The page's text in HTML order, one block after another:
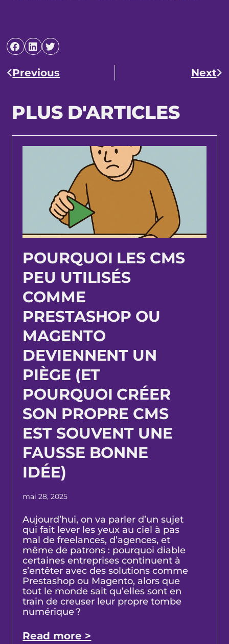
Previous Next
PLUS D'ARTICLES
POURQUOI LES CMS
PEU UTILISÉS
COMME
PRESTASHOP OU
MAGENTO
DEVIENNENT UN
PIÈGE (ET
POURQUOI CRÉER
SON PROPRE CMS
EST SOUVENT UNE
FAUSSE BONNE
IDÉE)
mai 28, 2025
Aujourd’hui, on va parler d’un sujet
qui fait lever les yeux au ciel à pas
mal de freelances, d’agences, et
même de patrons : pourquoi diable
certaines entreprises continuent à
s’entêter avec des solutions comme
Prestashop ou Magento, alors que
tout le monde sait qu’elles sont en
train de creuser leur propre tombe
numérique ?
Read more >